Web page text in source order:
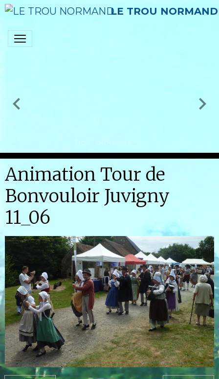
LE TROU NORMAND
Animation Tour de
Bonvouloir Juvigny
11_06